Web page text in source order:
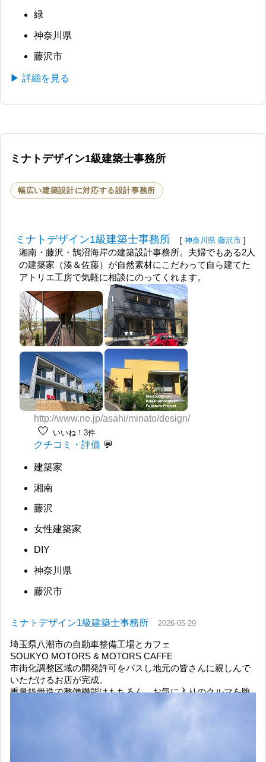
緑
神奈川県
藤沢市
▶ 詳細を見る
ミナトデザイン1級建築士事務所
幅広い建築設計に対応する設計事務所
ミナトデザイン1級建築士事務所 [ 神奈川県 藤沢市 ]
湘南・藤沢・鵠沼海岸の建築設計事務所。夫婦でもある2人
の建築家（湊＆佐藤）が自然素材にこだわって自ら建てた
アトリエ工房で気軽に相談にのってくれます。
http://www.ne.jp/asahi/minato/design/
🤍 いいね！3件
クチコミ・評価
建築家
湘南
藤沢
女性建築家
DIY
神奈川県
藤沢市
ミナトデザイン1級建築士事務所 2026-05-29
埼玉県八潮市の自動車整備工場とカフェ
SOUKYO MOTORS & MOTORS CAFFE
市街化調整区域の開発許可をパスし地元の皆さんに親しんで
いただけるお店が完成。
重量鉄骨造で整備機能はもちろん、お気に入りのクルマを眺
めながらコーヒーを楽しめるカフェも併設。車好きもカフェ